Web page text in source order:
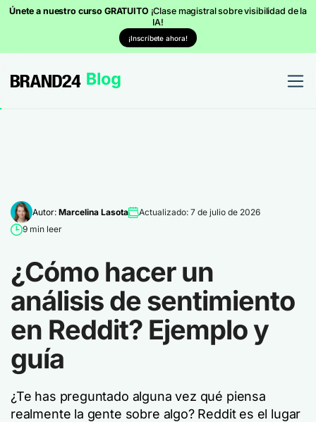
Únete a nuestro curso GRATUITO ¡Clase magistral sobre visibilidad de la
IA!
¡Inscríbete ahora!
Autor: Marcelina Lasota
Actualizado: 7 de julio de 2026
9 min leer
¿Cómo hacer un
análisis de sentimiento
en Reddit? Ejemplo y
guía
¿Te has preguntado alguna vez qué piensa
realmente la gente sobre algo? Reddit es el lugar